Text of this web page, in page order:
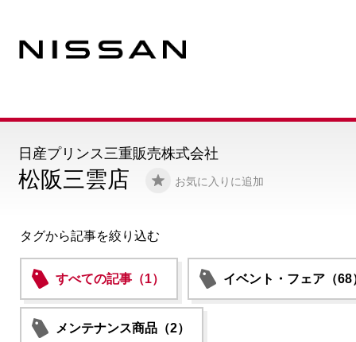
松阪三雲店 お気に入りに追加
日産プリンス三重販売株式会社
タグから記事を絞り込む
すべての記事（1） イベント・フェア（68
メンテナンス商品（2）